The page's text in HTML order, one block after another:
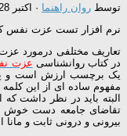
توسط روان راهنما · اکتبر 28, 2019
نرم افزار تست عزت نفس
تعاریف مختلفی درمورد
در کتاب روانشناسی عزت
یک برچسب ارزش است و
مفهوم ساده ای از این کلمه
البته باید در نظر داشت
تقاضای جامعه دست خوش
بیرونی و درونی ثابت و